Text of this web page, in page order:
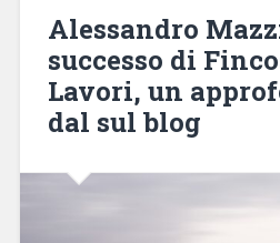
Alessandro
successo di
Lavori, un
dal sul blog